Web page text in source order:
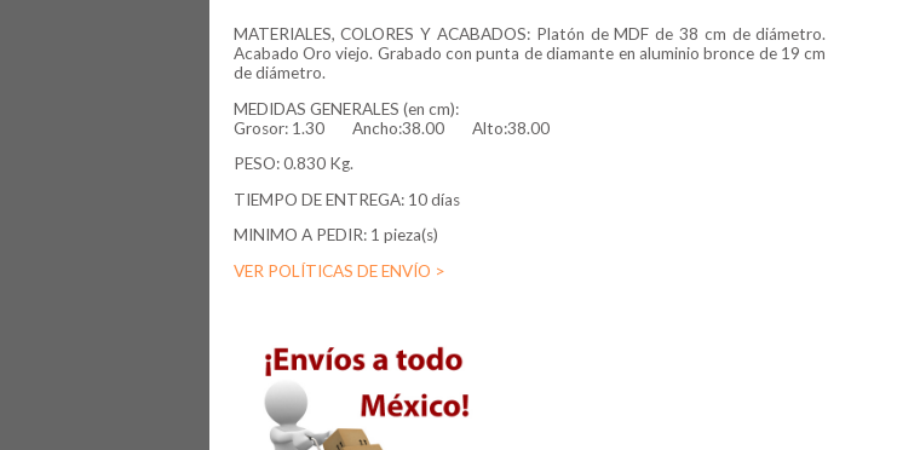
MATERIALES, COLORES Y ACABADOS: Platón de MDF de 38 cm de diámetro.
Acabado Oro viejo. Grabado con punta de diamante en aluminio bronce de 19 cm
de diámetro.
MEDIDAS GENERALES (en cm):
Grosor: 1.30 Ancho:38.00
Alto:38.00
PESO: 0.830 Kg.
TIEMPO DE ENTREGA: 10 días
MINIMO A PEDIR: 1 pieza(s)
VER POLÍTICAS DE ENVÍO >